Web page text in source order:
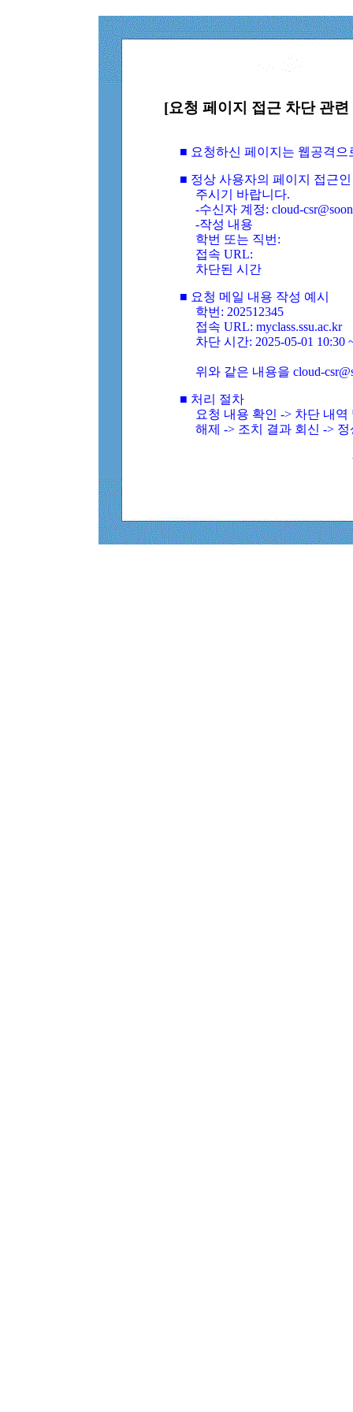
[요청 페이지 접근 차단 관
■ 요청하신 페이지는 웹공격
■ 정상 사용자의 페이지 접근
주시기 바랍니다.
-수신자 계정: cloud-
-작성 내용
학번 또는 직번:
접속 URL:
차단된 시간
■ 요청 메일 내용 작성 예시
학번: 202512345
접속 URL: myclass.ssu.ac.kr
차단 시간: 2025-05-01 10:30
위와 같은 내용을 cloud-
■ 처리 절차
요청 내용 확인 -> 차단 내
해제 -> 조치 결과 회신 ->